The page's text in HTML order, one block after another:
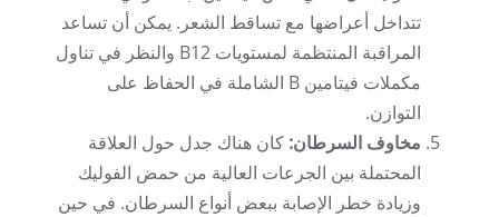
تتداخل أعراضها مع تساقط الشعر. يمكن أن تساعد
المراقبة المنتظمة لمستويات B12 والنظر في تناول
مكملات فيتامين B الشاملة في الحفاظ على
التوازن.
مخاوف السرطان: كان هناك جدل حول العلاقة
المحتملة بين الجرعات العالية من حمض الفوليك
وزيادة خطر الإصابة ببعض أنواع السرطان. في حين